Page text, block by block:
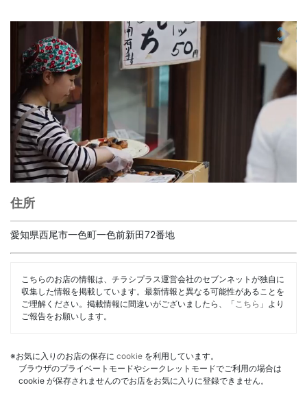
住所
愛知県西尾市一色町一色前新田72番地
こちらのお店の情報は、チラシプラス運営会社のセブンネットが独自に
収集した情報を掲載しています。最新情報と異なる可能性があることを
ご理解ください。掲載情報に間違いがございましたら、「 こちら 」より
ご報告をお願いします。
※お気に入りのお店の保存に cookie を利用しています。
ブラウザのプライベートモードやシークレットモードでご利用の場合は
cookie が保存されませんのでお店をお気に入りに登録できません。